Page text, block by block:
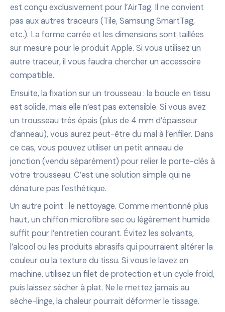
est conçu exclusivement pour l’AirTag. Il ne convient
pas aux autres traceurs (Tile, Samsung SmartTag,
etc.). La forme carrée et les dimensions sont taillées
sur mesure pour le produit Apple. Si vous utilisez un
autre traceur, il vous faudra chercher un accessoire
compatible.
Ensuite, la fixation sur un trousseau : la boucle en tissu
est solide, mais elle n’est pas extensible. Si vous avez
un trousseau très épais (plus de 4 mm d’épaisseur
d’anneau), vous aurez peut-être du mal à l’enfiler. Dans
ce cas, vous pouvez utiliser un petit anneau de
jonction (vendu séparément) pour relier le porte-clés à
votre trousseau. C’est une solution simple qui ne
dénature pas l’esthétique.
Un autre point : le nettoyage. Comme mentionné plus
haut, un chiffon microfibre sec ou légèrement humide
suffit pour l’entretien courant. Évitez les solvants,
l’alcool ou les produits abrasifs qui pourraient altérer la
couleur ou la texture du tissu. Si vous le lavez en
machine, utilisez un filet de protection et un cycle froid,
puis laissez sécher à plat. Ne le mettez jamais au
sèche-linge, la chaleur pourrait déformer le tissage.